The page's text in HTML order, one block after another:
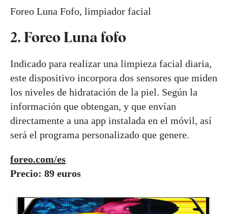
Foreo Luna Fofo, limpiador facial
2. Foreo Luna fofo
Indicado para realizar una limpieza facial diaria,
este dispositivo incorpora dos sensores que miden
los niveles de hidratación de la piel. Según la
información que obtengan, y que envían
directamente a una app instalada en el móvil, así
será el programa personalizado que genere.
foreo.com/es
Precio: 89 euros